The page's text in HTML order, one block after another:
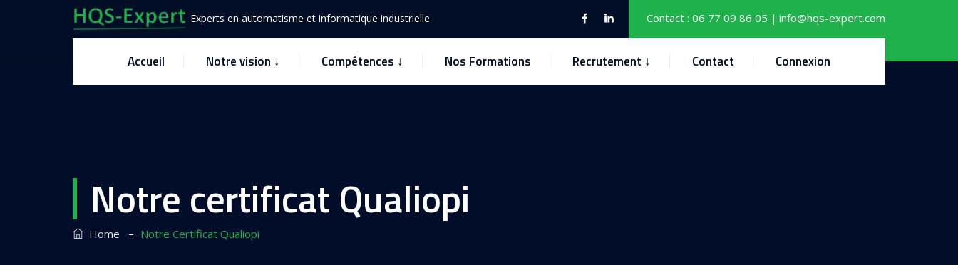
Experts en automatisme et informatique industrielle Contact : 06 77 09 86 05 | info@hqs-expert.com
Accueil Notre vision ↓ Compétences ↓ Nos Formations Recrutement ↓ Contact Connexion
Notre certificat Qualiopi
Home – Notre Certificat Qualiopi